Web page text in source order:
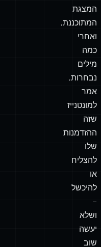
המצגת
המתוכננת,
ואחרי
כמה
מילים
נבחרות,
אמר
למונטנייז
שזה
ההזדמנות
שלו
להצליח
או
להיכשל
–
ושלא
יעשה
שוב